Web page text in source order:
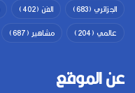
الجزائري (683) الفن (402)
عالمي (204) مشاهير (687)
عن الموقع